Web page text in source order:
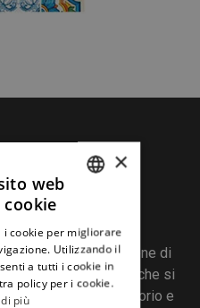
la tredicesima edizione di
è un magazine che si
tra cantine, territorio e
ENGLISH
×
web
i cookie per migliorare
Utilizzando il
a tutti i cookie in
policy per i cookie.
più